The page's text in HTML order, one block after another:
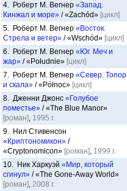
4. Роберт М. Вегнер «Запад.
Кинжал и море» / «Zachód» [цикл]
5. Роберт М. Вегнер «Восток.
Стрела и ветер» / «Wschód» [цикл]
6. Роберт М. Вегнер «Юг. Меч и
жар» / «Południe» [цикл]
7. Роберт М. Вегнер «Север. Топор
и скала» / «Północ» [цикл]
8. Дженни Джонс «Голубое
поместье» / «The Blue Manor»
[роман], 1995 г.
9. Нил Стивенсон
«Криптономикон» /
«Cryptonomicon» [роман], 1999 г.
10. Ник Харкуэй «Мир, который
сгинул» / «The Gone-Away World»
[роман], 2008 г.